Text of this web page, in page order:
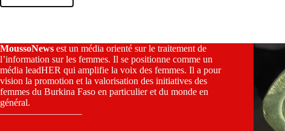
MoussoNews est un média orienté sur le traitement de
l’information sur les femmes. Il se positionne comme un
média leadHER qui amplifie la voix des femmes. Il a pour
vision la promotion et la valorisation des initiatives des
femmes du Burkina Faso en particulier et du monde en
général.
————————–